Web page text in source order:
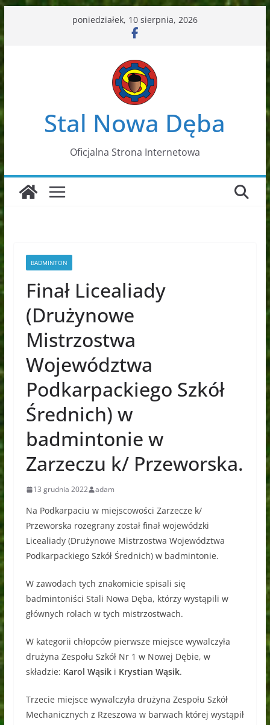
treści
poniedziałek, 10 sierpnia, 2026
Stal Nowa Dęba
Oficjalna Strona Internetowa
BADMINTON
Finał Licealiady
(Drużynowe
Mistrzostwa
Województwa
Podkarpackiego Szkół
Średnich) w
badmintonie w
Zarzeczu k/ Przeworska.
13 grudnia 2022 adam
Na Podkarpaciu w miejscowości Zarzecze k/
Przeworska rozegrany został finał wojewódzki
Licealiady (Drużynowe Mistrzostwa Województwa
Podkarpackiego Szkół Średnich) w badmintonie.
W zawodach tych znakomicie spisali się
badmintoniści Stali Nowa Dęba, którzy wystąpili w
głównych rolach w tych mistrzostwach.
W kategorii chłopców pierwsze miejsce wywalczyła
drużyna Zespołu Szkół Nr 1 w Nowej Dębie, w
składzie: Karol Wąsik i Krystian Wąsik.
Trzecie miejsce wywalczyła drużyna Zespołu Szkół
Mechanicznych z Rzeszowa w barwach której wystąpił